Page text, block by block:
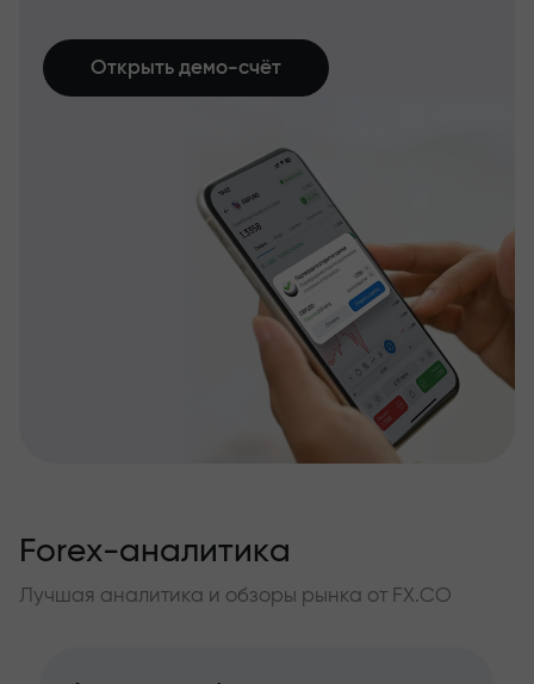
Открыть демо-счёт
Forex-аналитика
Лучшая аналитика и обзоры рынка от FX.CO